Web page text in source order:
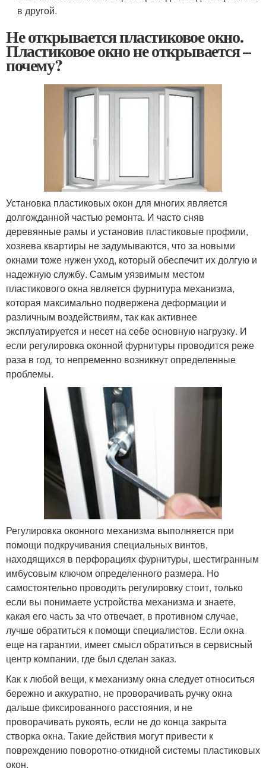
в другой.
Не открывается пластиковое окно.
Пластиковое окно не открывается –
почему?
Установка пластиковых окон для многих является
долгожданной частью ремонта. И часто сняв
деревянные рамы и установив пластиковые профили,
хозяева квартиры не задумываются, что за новыми
окнами тоже нужен уход, который обеспечит их долгую и
надежную службу. Самым уязвимым местом
пластикового окна является фурнитура механизма,
которая максимально подвержена деформации и
различным воздействиям, так как активнее
эксплуатируется и несет на себе основную нагрузку. И
если регулировка оконной фурнитуры проводится реже
раза в год, то непременно возникнут определенные
проблемы.
Регулировка оконного механизма выполняется при
помощи подкручивания специальных винтов,
находящихся в перфорациях фурнитуры, шестигранным
имбусовым ключом определенного размера. Но
самостоятельно проводить регулировку стоит, только
если вы понимаете устройства механизма и знаете,
какая его часть за что отвечает, в противном случае,
лучше обратиться к помощи специалистов. Если окна
еще на гарантии, имеет смысл обратиться в сервисный
центр компании, где был сделан заказ.
Как к любой вещи, к механизму окна следует относиться
бережно и аккуратно, не проворачивать ручку окна
дальше фиксированного расстояния, и не
проворачивать рукоять, если не до конца закрыта
створка окна. Такие действия могут привести к
повреждению поворотно-откидной системы пластиковых
окон.